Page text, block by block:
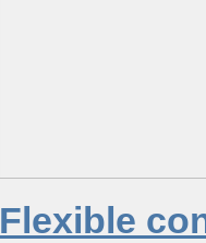
Flexible